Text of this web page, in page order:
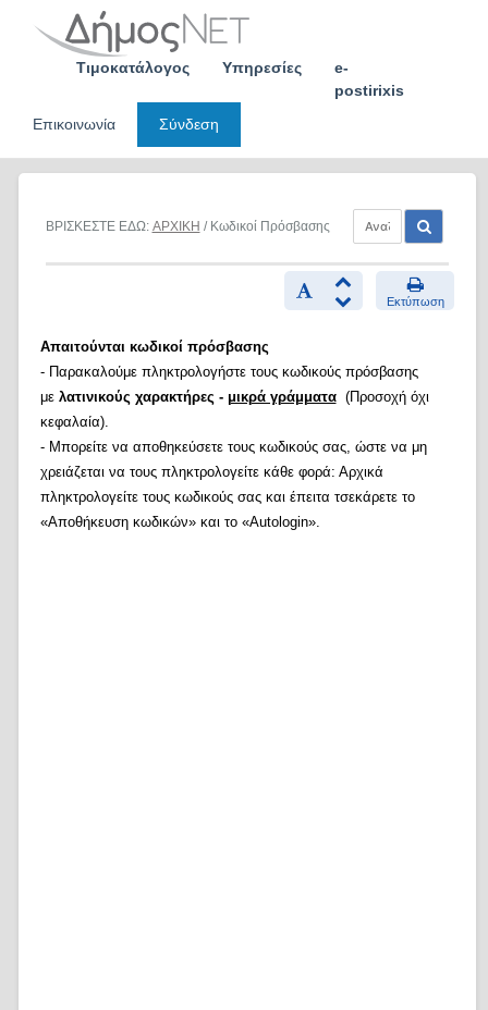
Τιμοκατάλογος Υπηρεσίες
e-
postirixis
Επικοινωνία
Σύνδεση
ΒΡΙΣΚΕΣΤΕ ΕΔΩ: ΑΡΧΙΚΗ / Κωδικοί Πρόσβασης
Εκτύπωση
Απαιτούνται κωδικοί πρόσβασης
- Παρακαλούμε πληκτρολογήστε τους κωδικούς πρόσβασης
με λατινικούς χαρακτήρες - μικρά γράμματα(Προσοχή όχι
κεφαλαία).
- Μπορείτε να αποθηκεύσετε τους κωδικούς σας, ώστε να μη
χρειάζεται να τους πληκτρολογείτε κάθε φορά: Αρχικά
πληκτρολογείτε τους κωδικούς σας και έπειτα τσεκάρετε το
«Αποθήκευση κωδικών» και το «Autologin».